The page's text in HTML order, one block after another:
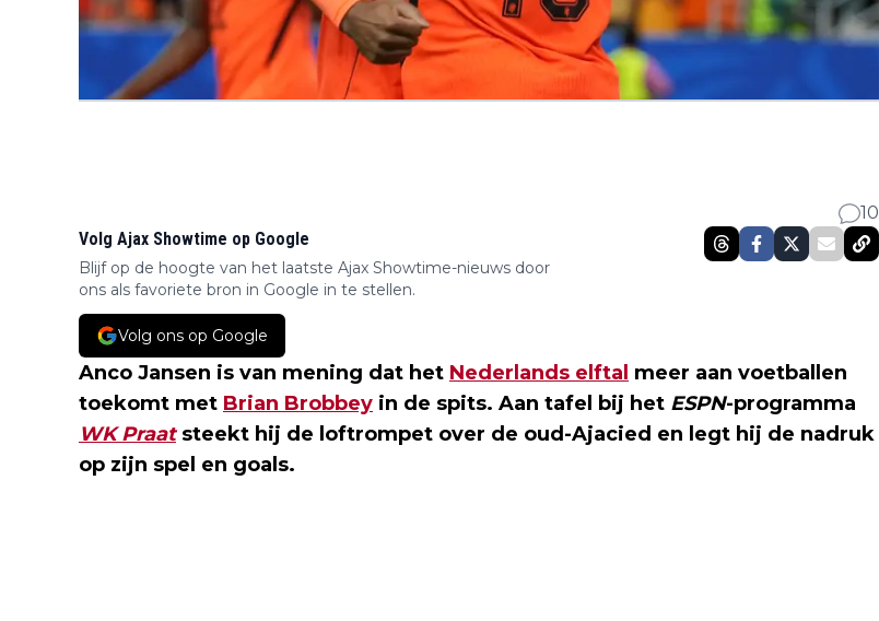
10
Volg Ajax Showtime op Google
Blijf op de hoogte van het laatste Ajax Showtime-nieuws door
ons als favoriete bron in Google in te stellen.
Volg ons op Google
Anco Jansen is van mening dat het Nederlands elftal meer aan voetballen
toekomt met Brian Brobbey in de spits. Aan tafel bij het ESPN-programma
WK Praat steekt hij de loftrompet over de oud-Ajacied en legt hij de nadruk
op zijn spel en goals.